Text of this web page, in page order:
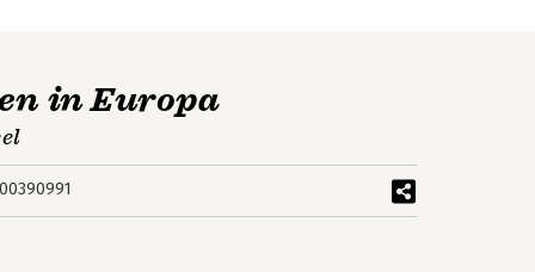
in Europa